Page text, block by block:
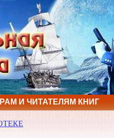
И ЧИТАТЕЛЯМ КНИГ